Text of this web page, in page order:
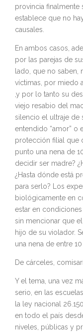
provincia
establece que no
causales.
En ambos casos,
por las parejas de
lado, que no saben,
víctimas, por miedo
,y por lo tanto su
viejo resabio del
silencio el ultraje de
entendido “amor” o
protección filial que
punto una nena de
decidir ser madre?
¿Hasta dónde está
para serlo? Los
biológicamente en
estar en
sin mencionar que
hijo de su violador.
una nena de entre
De cárceles,
Y el tema, una vez
serio, en las
la ley nacional
en todo el país
niveles, públicas y